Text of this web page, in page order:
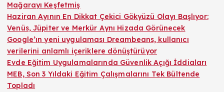
Mağarayı Keşfetmiş
Haziran Ayının En Dikkat Çekici Gökyüzü Olayı Başlıyor:
Venüs, Jüpiter ve Merkür Aynı Hizada Görünecek
Google’ın yeni uygulaması Dreambeans, kullanıcı
verilerini anlamlı içeriklere dönüştürüyor
Evde Eğitim Uygulamalarında Güvenlik Açığı İddiaları
MEB, Son 3 Yıldaki Eğitim Çalışmalarını Tek Bültende
Topladı